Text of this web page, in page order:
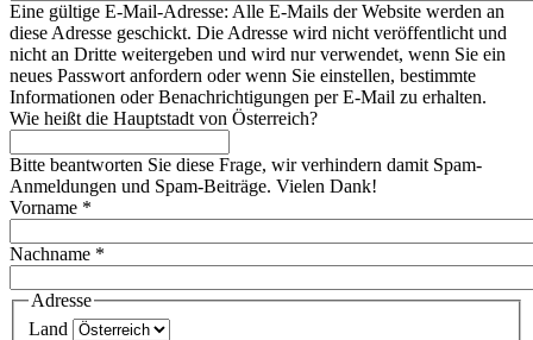
Eine gültige E-Mail-Adresse: Alle E-Mails der Website werden an
diese Adresse geschickt. Die Adresse wird nicht veröffentlicht und
nicht an Dritte weitergeben und wird nur verwendet, wenn Sie ein
neues Passwort anfordern oder wenn Sie einstellen, bestimmte
Informationen oder Benachrichtigungen per E-Mail zu erhalten.
Wie heißt die Hauptstadt von Österreich?
Bitte beantworten Sie diese Frage, wir verhindern damit Spam-
Anmeldungen und Spam-Beiträge. Vielen Dank!
Vorname *
Nachname *
Adresse
Land